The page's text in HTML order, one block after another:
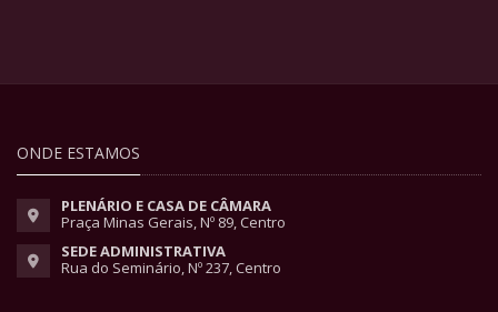
ONDE ESTAMOS
PLENÁRIO E CASA DE CÂMARA
Praça Minas Gerais, Nº 89, Centro
SEDE ADMINISTRATIVA
Rua do Seminário, Nº 237, Centro